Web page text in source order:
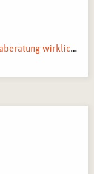
Stilles Leid erkennen: Wann eine Traumaberatung wirklich der richtige Schritt ist